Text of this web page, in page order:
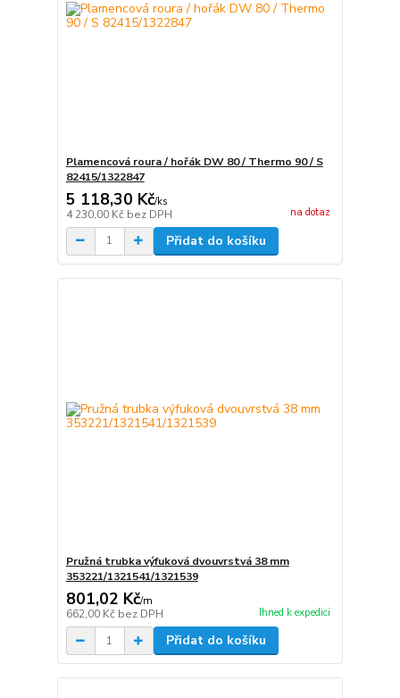
Plamencová roura / hořák DW 80 / Thermo 90 / S
82415/1322847
5 118,30 Kč/ks
4 230,00 Kč bez DPH na dotaz
Přidat do košíku
Pružná trubka výfuková dvouvrstvá 38 mm
353221/1321541/1321539
801,02 Kč/m
662,00 Kč bez DPH Ihned k expedici
Přidat do košíku